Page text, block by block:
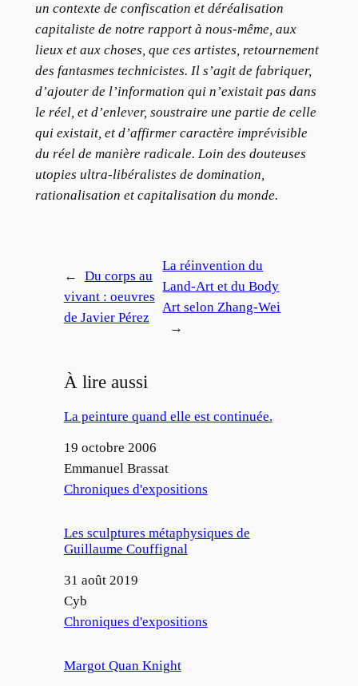
un contexte de confiscation et déréalisation
capitaliste de notre rapport à nous-même, aux
lieux et aux choses, que ces artistes, retournement
des fantasmes technicistes. Il s’agit de fabriquer,
d’ajouter de l’information qui n’existait pas dans
le réel, et d’enlever, soustraire une partie de celle
qui existait, et d’affirmer caractère imprévisible
du réel de manière radicale. Loin des douteuses
utopies ultra-libéralistes de domination,
rationalisation et capitalisation du monde.
←
Du corps au
vivant : oeuvres
de Javier Pérez
La réinvention du
Land-Art et du Body
Art selon Zhang-Wei
→
À lire aussi
La peinture quand elle est continuée.
Date
19 octobre 2006
Auteur
Emmanuel Brassat
Par rapport à
Chroniques d'expositions
Les sculptures métaphysiques de
Guillaume Couffignal
Date
31 août 2019
Auteur
Cyb
Par rapport à
Chroniques d'expositions
Margot Quan Knight